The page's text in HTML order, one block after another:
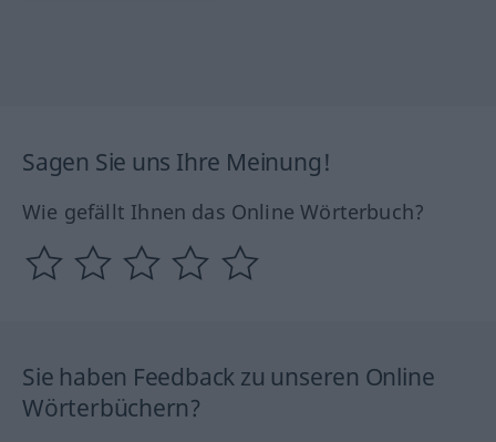
Sagen Sie uns Ihre Meinung!
Wie gefällt Ihnen das Online Wörterbuch?
Sie haben Feedback zu unseren Online
Wörterbüchern?